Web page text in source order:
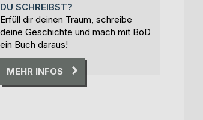
DU SCHREIBST?
Erfüll dir deinen Traum, schreibe
deine Geschichte und mach mit BoD
ein Buch daraus!
MEHR INFOS